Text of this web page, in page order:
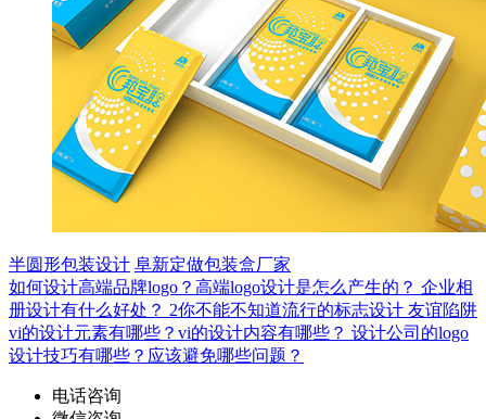
半圆形包装设计 阜新定做包装盒厂家
如何设计高端品牌logo？高端logo设计是怎么产生的？ 企业相
册设计有什么好处？ 2你不能不知道流行的标志设计 友谊陷阱
vi的设计元素有哪些？vi的设计内容有哪些？ 设计公司的logo
设计技巧有哪些？应该避免哪些问题？
电话咨询